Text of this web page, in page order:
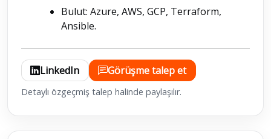
Bulut: Azure, AWS, GCP, Terraform,
Ansible.
LinkedIn Görüşme talep et
Detaylı özgeçmiş talep halinde paylaşılır.